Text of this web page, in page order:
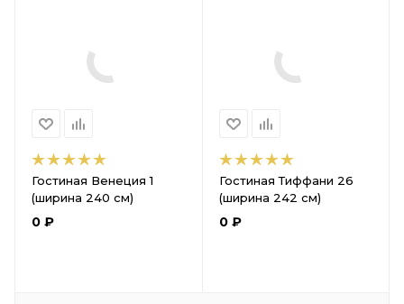
Гостиная Венеция 1
(ширина 240 см)
0 ₽
Гостиная Тиффани 26
(ширина 242 см)
0₽